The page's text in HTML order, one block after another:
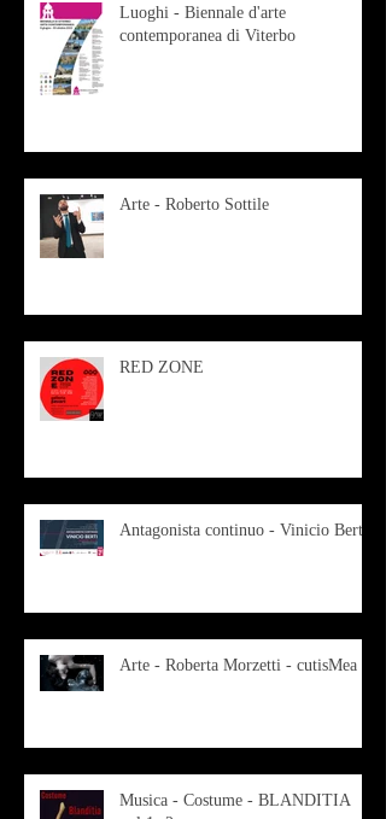
Luoghi - Biennale d'arte
contemporanea di Viterbo
Arte - Roberto Sottile
RED ZONE
Antagonista continuo - Vinicio Berti
Arte - Roberta Morzetti - cutisMea
Musica - Costume - BLANDITIA